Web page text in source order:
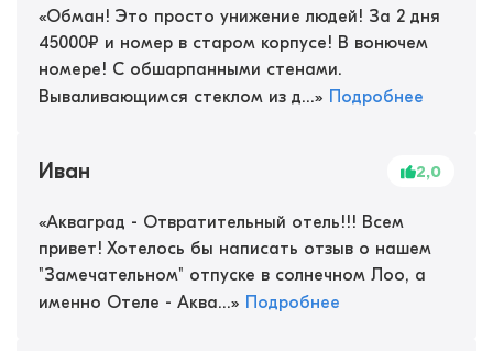
«Обман! Это просто унижение людей! За 2 дня
45000₽ и номер в старом корпусе! В вонючем
номере! С обшарпанными стенами.
Вываливающимся стеклом из д...» Подробнее
Иван 2,0
«Акваград - Отвратительный отель!!! Всем
привет! Хотелось бы написать отзыв о нашем
"Замечательном" отпуске в солнечном Лоо, а
именно Отеле - Аква...» Подробнее